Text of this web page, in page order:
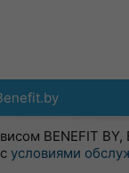
BENEFIT
условиями